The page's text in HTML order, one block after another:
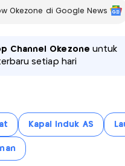
Okezone di Google News
Channel Okezone untuk
setiap hari
Kapal Induk AS